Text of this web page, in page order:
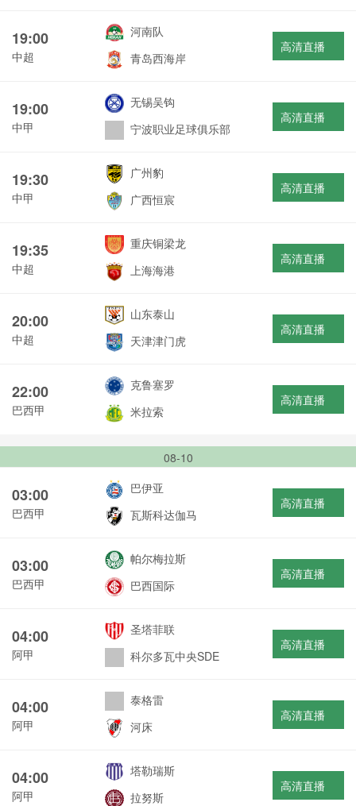
19:00
中超
河南队
青岛西海岸
高清直播
19:00
中甲
无锡吴钩
宁波职业足球俱乐部
高清直播
19:30
中甲
广州豹
广西恒宸
高清直播
19:35
中超
重庆铜梁龙
上海海港
高清直播
20:00
中超
山东泰山
天津津门虎
高清直播
22:00
巴西甲
克鲁塞罗
米拉索
高清直播
08-10
03:00
巴西甲
巴伊亚
瓦斯科达伽马
高清直播
03:00
巴西甲
帕尔梅拉斯
巴西国际
高清直播
04:00
阿甲
圣塔菲联
科尔多瓦中央SDE
高清直播
04:00
阿甲
泰格雷
河床
高清直播
04:00
阿甲
塔勒瑞斯
拉努斯
高清直播